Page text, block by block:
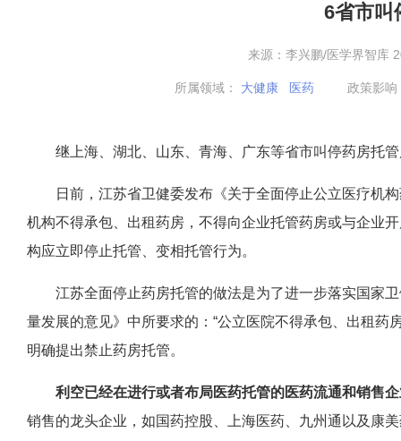
6省市叫
来源：李兴鹏/医学界智库
所属领域： 大健康 医药 政策影响
继上海、湖北、山东、青海、广东等省市叫停药房托管
日前，江苏省卫健委发布《关于全面停止公立医疗机构
机构不得承包、出租药房，不得向企业托管药房或与企业
构应立即停止托管、变相托管行为。
江苏全面停止药房托管的做法是为了进一步落实国家卫
量发展的意见》中所要求的：“公立医院不得承包、出租药
明确提出禁止药房托管。
利空已经在进行或者布局医药托管的医药流通和销售
销售的龙头企业，如国药控股、上海医药、九州通以及康